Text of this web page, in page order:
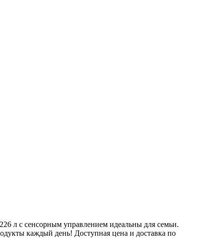
л с сенсорным управлением идеальны для семьи.
каждый день! Доступная цена и доставка по